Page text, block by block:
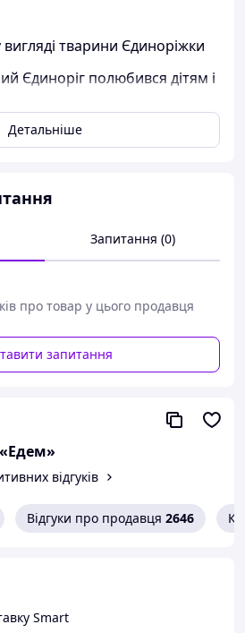
тварини Єдиноріжки
Єдиноріг полюбився дітям і
виразний. Красива яскрава
його жвавим і веселим.
і теплий.
не знімати весь наряд під
кімнати.
клопоту по догляду.
можна купити на
зустріти Новий рік!
Єдиноріг
емоції!
Детальніше
Запитання (0)
про товар у цього продавця
запитання
відгуків
Відгуки про продавця 2646
Smart